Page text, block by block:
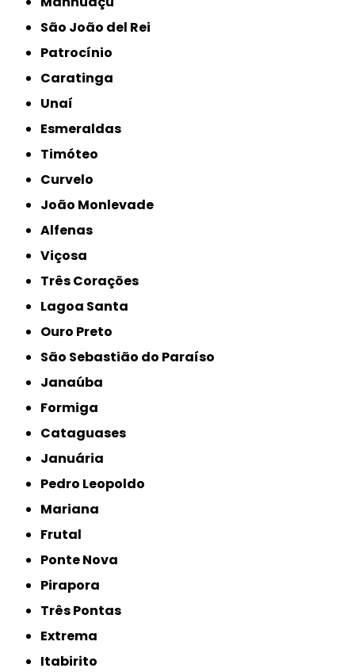
São João del Rei
Patrocínio
Caratinga
Unaí
Esmeraldas
Timóteo
Curvelo
João Monlevade
Alfenas
Viçosa
Três Corações
Lagoa Santa
Ouro Preto
São Sebastião do Paraíso
Janaúba
Formiga
Cataguases
Januária
Pedro Leopoldo
Mariana
Frutal
Ponte Nova
Pirapora
Três Pontas
Extrema
Itabirito